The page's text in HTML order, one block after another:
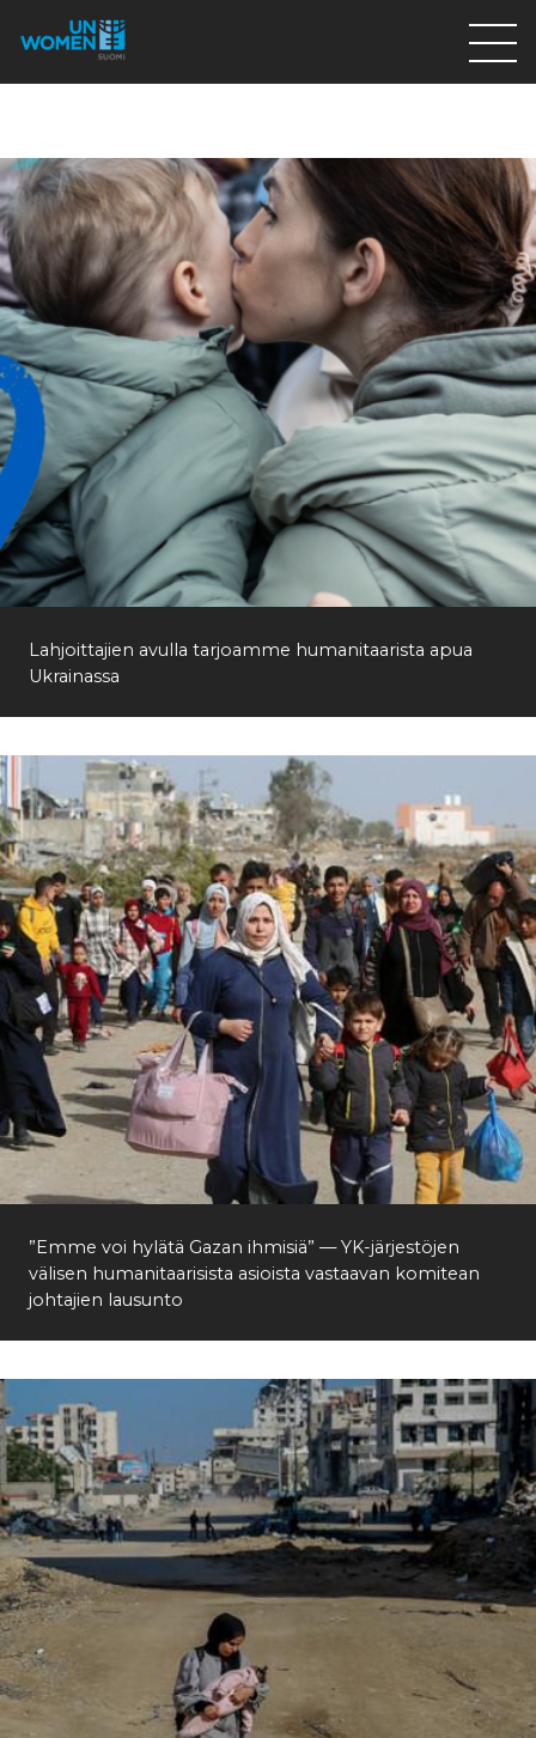
Osallistu
Mitä teemme
Ajankohtaista
Tietoa meistä
På Svenska
Valikon rivi
Lahjoita
Etsi
Lahjoittajien avulla tarjoamme humanitaarista apua
Ukrainassa
”Emme voi hylätä Gazan ihmisiä” — YK-järjestöjen
välisen humanitaarisista asioista vastaavan komitean
johtajien lausunto